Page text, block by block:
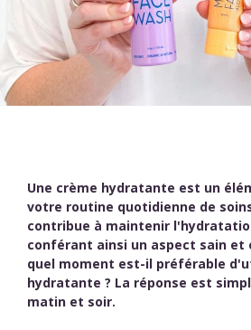
Une crème hydratante est un
votre routine quotidienne de
contribue à maintenir
conférant ainsi un aspect sain et
quel moment est-il préférable
hydratante ? La réponse est
matin et soir.